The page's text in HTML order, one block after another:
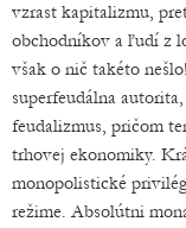
vzrast kapitalizmu,
obchodníkov a ľudí z
však o nič takéto
superfeudálna
feudalizmus, pričom
trhovej ekonomiky.
monopolistické
režime. Absolútni